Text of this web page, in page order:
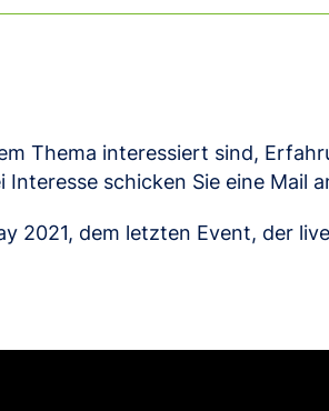
Thema interessiert sind,
schicken Sie eine Mail
2021, dem letzten Event, der